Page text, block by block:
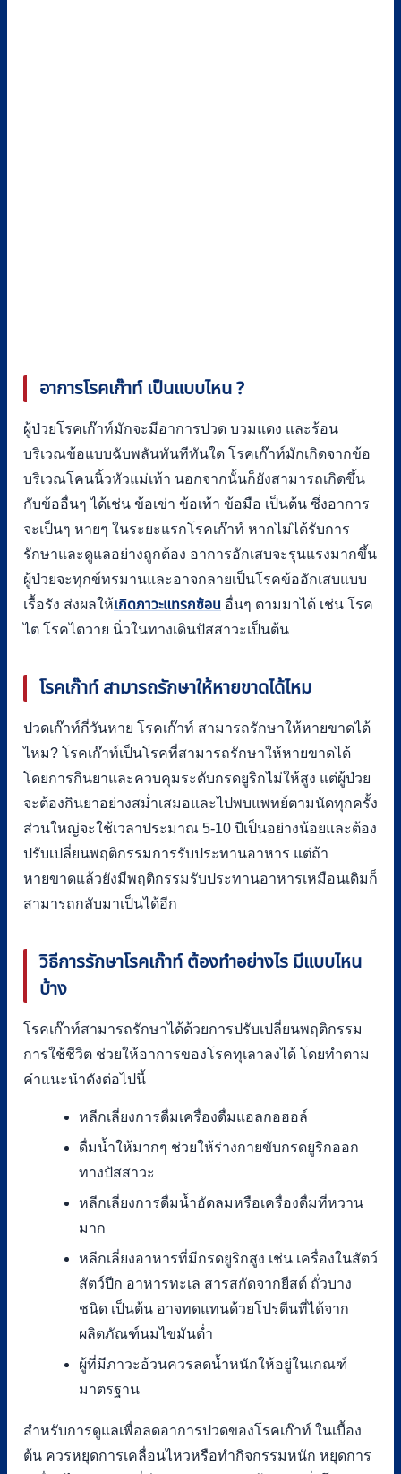
อาการโรคเก๊าท์ เป็นแบบไหน?
ผู้ป่วยโรคเก๊าท์มักจะมีอาการปวด บวมแดง และร้อน
บริเวณข้อแบบฉับพลันทันทีทันใด โรคเก๊าท์มักเกิดจากข้อ
บริเวณโคนนิ้วหัวแม่เท้า นอกจากนั้นก็ยังสามารถเกิดขึ้น
กับข้ออื่นๆ ได้เช่น ข้อเข่า ข้อเท้า ข้อมือ เป็นต้น ซึ่งอาการ
จะเป็นๆ หายๆ ในระยะแรกโรคเก๊าท์ หากไม่ได้รับการ
รักษาและดูแลอย่างถูกต้อง อาการอักเสบจะรุนแรงมากขึ้น
ผู้ป่วยจะทุกข์ทรมานและอาจกลายเป็นโรคข้ออักเสบแบบ
เรื้อรัง ส่งผลให้เกิดภาวะแทรกซ้อน อื่นๆ ตามมาได้ เช่น โรค
ไต โรคไตวาย นิ่วในทางเดินปัสสาวะเป็นต้น
โรคเก๊าท์ สามารถรักษาให้หายขาดได้ไหม
ปวดเก๊าท์กี่วันหาย โรคเก๊าท์ สามารถรักษาให้หายขาดได้
ไหม? โรคเก๊าท์เป็นโรคที่สามารถรักษาให้หายขาดได้
โดยการกินยาและควบคุมระดับกรดยูริกไม่ให้สูง แต่ผู้ป่วย
จะต้องกินยาอย่างสม่ำเสมอและไปพบแพทย์ตามนัดทุกครั้ง
ส่วนใหญ่จะใช้เวลาประมาณ 5-10 ปีเป็นอย่างน้อยและต้อง
ปรับเปลี่ยนพฤติกรรมการรับประทานอาหาร แต่ถ้า
หายขาดแล้วยังมีพฤติกรรมรับประทานอาหารเหมือนเดิมก็
สามารถกลับมาเป็นได้อีก
วิธีการรักษาโรคเก๊าท์ ต้องทำอย่างไร มีแบบไหน
บ้าง
โรคเก๊าท์สามารถรักษาได้ด้วยการปรับเปลี่ยนพฤติกรรม
การใช้ชีวิต ช่วยให้อาการของโรคทุเลาลงได้ โดยทำตาม
คำแนะนำดังต่อไปนี้
หลีกเลี่ยงการดื่มเครื่องดื่มแอลกอฮอล์
ดื่มน้ำให้มากๆ ช่วยให้ร่างกายขับกรดยูริกออก
ทางปัสสาวะ
หลีกเลี่ยงการดื่มน้ำอัดลมหรือเครื่องดื่มที่หวาน
มาก
หลีกเลี่ยงอาหารที่มีกรดยูริกสูง เช่น เครื่องในสัตว์
สัตว์ปีก อาหารทะเล สารสกัดจากยีสต์ ถั่วบาง
ชนิด เป็นต้น อาจทดแทนด้วยโปรตีนที่ได้จาก
ผลิตภัณฑ์นมไขมันต่ำ
ผู้ที่มีภาวะอ้วนควรลดน้ำหนักให้อยู่ในเกณฑ์
มาตรฐาน
สำหรับการดูแลเพื่อลดอาการปวดของโรคเก๊าท์ ในเบื้อง
ต้น ควรหยุดการเคลื่อนไหวหรือทำกิจกรรมหนัก หยุดการ